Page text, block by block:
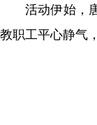
活动伊始，
教职工平心静气